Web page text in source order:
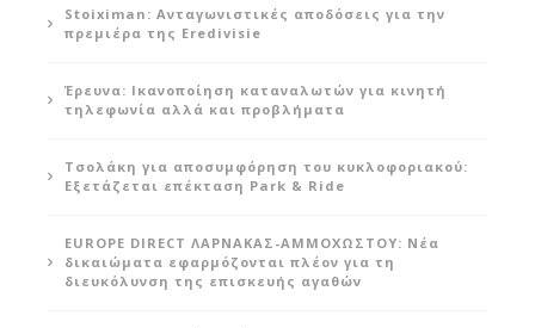
Stoiximan: Ανταγωνιστικές αποδόσεις για την
πρεμιέρα της Eredivisie
Έρευνα: Ικανοποίηση καταναλωτών για κινητή
τηλεφωνία αλλά και προβλήματα
Τσολάκη για αποσυμφόρηση του κυκλοφοριακού:
Εξετάζεται επέκταση Park & Ride
EUROPE DIRECT ΛΑΡΝΑΚΑΣ-ΑΜΜΟΧΩΣΤΟΥ: Νέα
δικαιώματα εφαρμόζονται πλέον για τη
διευκόλυνση της επισκευής αγαθών